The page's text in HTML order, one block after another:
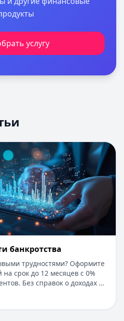
услугу
вероятности банкротства
банкротства
трудностями? Оформите
срок до 12 месяцев с 0%
Без справок о доходах и
5 минут. Получите деньги
проверенные сервисы.